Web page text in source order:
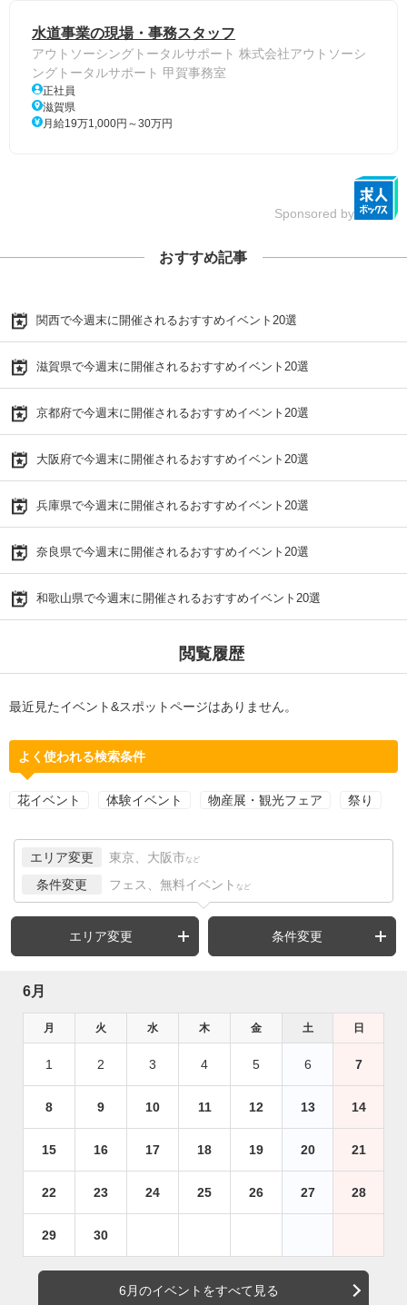
水道事業の現場・事務スタッフ
アウトソーシングトータルサポート 株式会社アウトソーシ
ングトータルサポート 甲賀事務室
正社員
滋賀県
月給19万1,000円～30万円
Sponsored by
おすすめ記事
関西で今週末に開催されるおすすめイベント20選
滋賀県で今週末に開催されるおすすめイベント20選
京都府で今週末に開催されるおすすめイベント20選
大阪府で今週末に開催されるおすすめイベント20選
兵庫県で今週末に開催されるおすすめイベント20選
奈良県で今週末に開催されるおすすめイベント20選
和歌山県で今週末に開催されるおすすめイベント20選
閲覧履歴
最近見たイベント&スポットページはありません。
よく使われる検索条件
花イベント 体験イベント 物産展・観光フェア 祭り
エリア変更 東京、大阪市 など
条件変更 フェス、無料イベント など
エリア変更 条件変更
6月
月 火 水 木 金 土 日
1 2 3 4 5 6 7
8 9 10 11 12 13 14
15 16 17 18 19 20 21
22 23 24 25 26 27 28
29 30
6月のイベントをすべて見る